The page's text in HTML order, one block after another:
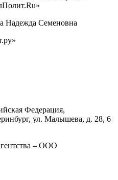
Надежда Семеновна
Федерация,
, ул. Малышева, д. 28, 6
– ООО